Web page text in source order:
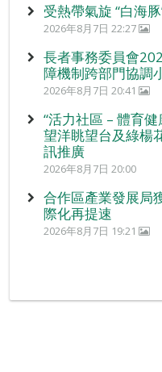
受熱帶氣旋 “白海
2026年8月7日 22:27
長者事務委員會
障機制跨部門協調
2026年8月7日 20:41
“活力社區 – 體育
望洋眺望台及綠楊
訊推廣
2026年8月7日 20:00
合作區產業發展局
際化再提速
2026年8月7日 19:21